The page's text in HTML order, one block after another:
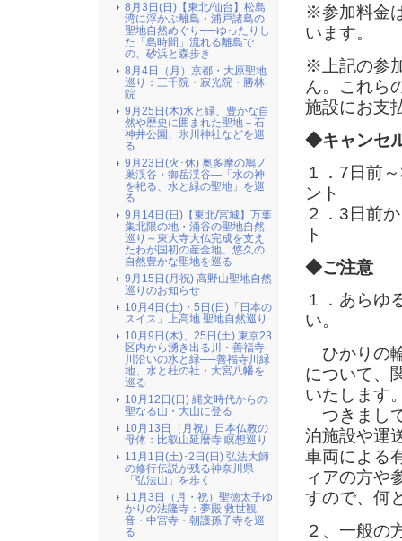
※参加料金
います。
※上記の参
ん。これら
施設にお支
◆キャンセ
１．7日前
ント
２．3日前
ト
◆ご注意
１．あらゆ
い。
ひかりの
について、
いたします
つきまし
泊施設や運
車両による
ィアの方や
すので、何
２、一般の
8月3日(日)【東北/仙台】松島
湾に浮かぶ離島・浦戸諸島の
聖地自然めぐり──ゆったりし
た「島時間」流れる離島で
の、砂浜と森歩き
8月4日（月）京都・大原聖地
巡り：三千院・寂光院・勝林
院
9月25日(木)水と緑、豊かな自
然や歴史に囲まれた聖地－石
神井公園、氷川神社などを巡
る
9月23日(火･休) 奥多摩の鳩ノ
巣渓谷・御岳渓谷―「水の神
を祀る、水と緑の聖地」を巡
る
9月14日(日)【東北/宮城】万葉
集北限の地・涌谷の聖地自然
巡り～東大寺大仏完成を支え
たわが国初の産金地、悠久の
自然豊かな聖地を巡る
9月15日(月祝) 高野山聖地自然
巡りのお知らせ
10月4日(土)・5日(日)「日本の
スイス」上高地 聖地自然巡り
10月9日(木)、25日(土) 東京23
区内から湧き出る川・善福寺
川沿いの水と緑──善福寺川緑
地、水と杜の社・大宮八幡を
巡る
10月12日(日) 縄文時代からの
聖なる山・大山に登る
10月13日（月祝）日本仏教の
母体：比叡山延暦寺 瞑想巡り
11月1日(土)･2日(日) 弘法大師
の修行伝説が残る神奈川県
「弘法山」を歩く
11月3日（月・祝）聖徳太子ゆ
かりの法隆寺：夢殿 救世観
音・中宮寺・朝護孫子寺を巡
る